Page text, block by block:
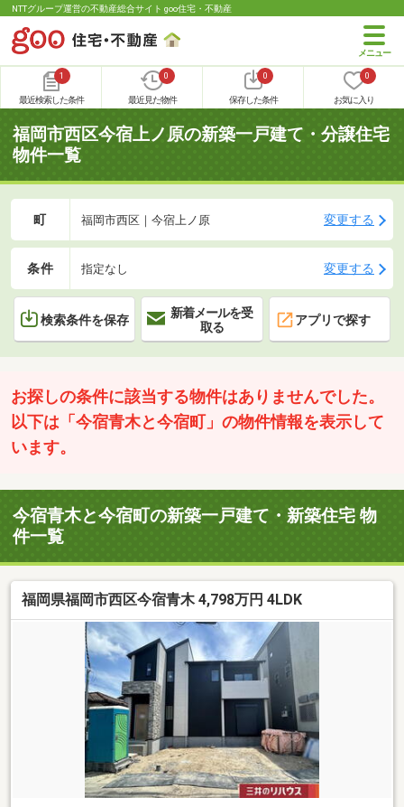
NTTグループ運営の不動産総合サイト goo住宅・不動産
1
最近検索した条件
0
最近見た物件
0
保存した条件
0
お気に入り
福岡市西区今宿上ノ原の新築一戸建て・分譲住宅
物件一覧
町 福岡市西区｜今宿上ノ原 変更する
条件 指定なし 変更する
検索条件を保存
新着メールを受
取る
アプリで探す
お探しの条件に該当する物件はありませんでした。
以下は「今宿青木と今宿町」の物件情報を表示して
います。
今宿青木と今宿町の新築一戸建て・新築住宅 物
件一覧
福岡県福岡市西区今宿青木 4,798万円 4LDK